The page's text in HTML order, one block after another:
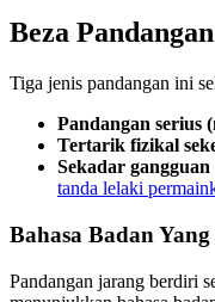
Beza
Tiga jenis pandangan ini
Pandangan serius
Tertarik fizikal
Sekadar
tanda lelaki
Bahasa Badan
Pandangan jarang berdiri